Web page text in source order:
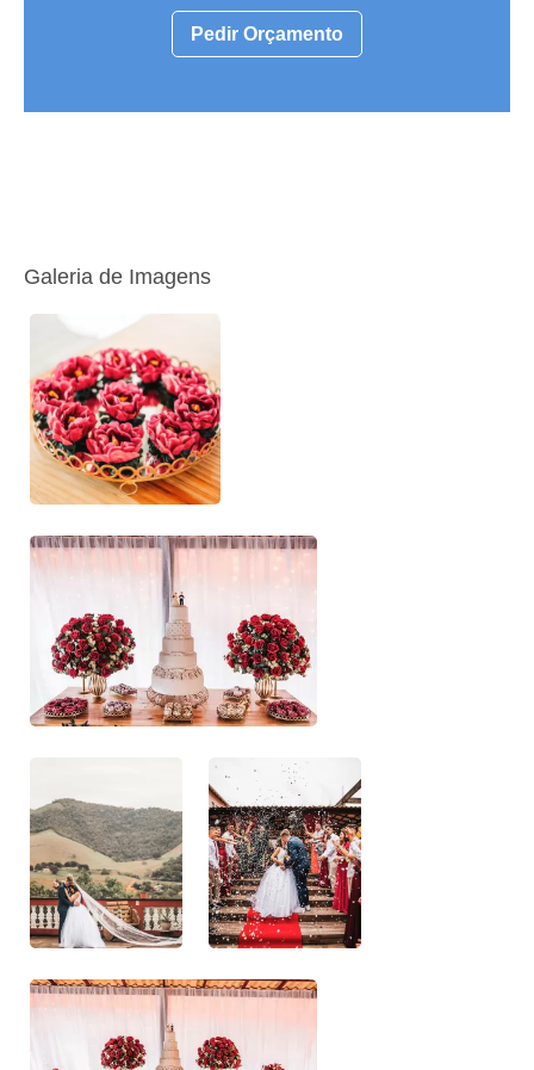
Pedir Orçamento
Galeria de Imagens